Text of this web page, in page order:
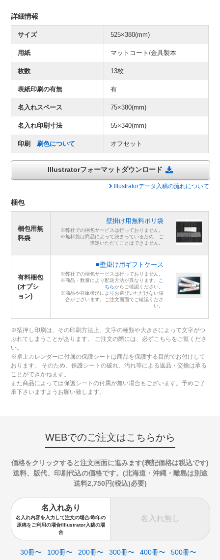
詳細情報
サイズ 525×380(mm)
用紙 マットコート/金具製本
枚数 13枚
表紙印刷の有無 有
名入れスペース 75×380(mm)
名入れ印刷寸法 55×340(mm)
印刷刷色について オフセット
Illustratorフォーマットダウンロード
Illustratorデータ入稿の流れについて
梱包
梱包用無
料袋
壁掛け用無料ポリ袋
※弊社での梱包サービスは行っておりません。
※無料袋は商品によって決まっているため、ご
指定いただくことはできません。
有料梱包
(オプシ
ョン)
■壁掛け用ギフトケース
※弊社での梱包サービスは行っておりません。
※商品・数量により配送方法が異なります。
こ
ちらからご確認ください。
※商品や在庫状況によりお選びいただけない場
合がございます。ご注文画面でご確認くださ
い。
※箔押し印刷は、その印刷方法上、文字の種類や大きさによって文字がつ
ぶれてしまうことがあります。 ご注文の際には、必ずこちらをご覧くださ
い。
※卓上カレンダーに付属の保護シートは商品を保護する目的でお付けして
おります。 そのため、保護シートの破れ、汚れ等による返品・交換は承る
ことができかねます。
また商品によっては保護シートの付属が無い場合もございます。予めご了
承下さいますようお願い致します。
WEBでのご注文はこちらから
価格をクリックすると注文画面に進みます(表記価格は税込です)
送料、版代、印刷代込の価格です。(北海道・沖縄・離島は別途
送料2,750円(税込)必要)
名入れあり
名入れ内容を入力して注文の場合/昨年の
原稿をご利用の場合/Illustrator入稿の場
合
名入れ無し
30冊〜 100冊〜 200冊〜 300冊〜 400冊〜 500冊〜